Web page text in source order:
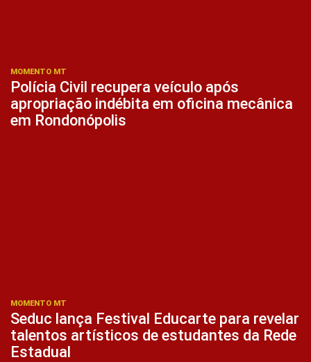
MOMENTO MT
Polícia Civil recupera veículo após
apropriação indébita em oficina mecânica
em Rondonópolis
MOMENTO MT
Seduc lança Festival Educarte para revelar
talentos artísticos de estudantes da Rede
Estadual